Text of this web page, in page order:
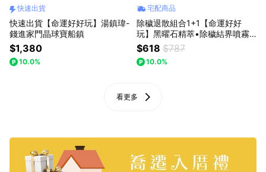
快速出貨
快速出貨【命運好好玩】湯鎮瑋-
錢進家門晶球寶船鎮
$1,380
10.0%
宅配商品
除穢退散組合1+1【命運好好
玩】黑曜石精萃•除穢結界噴霧
+財鹿葫蘆除穢包
$618 $787
10.0%
看更多